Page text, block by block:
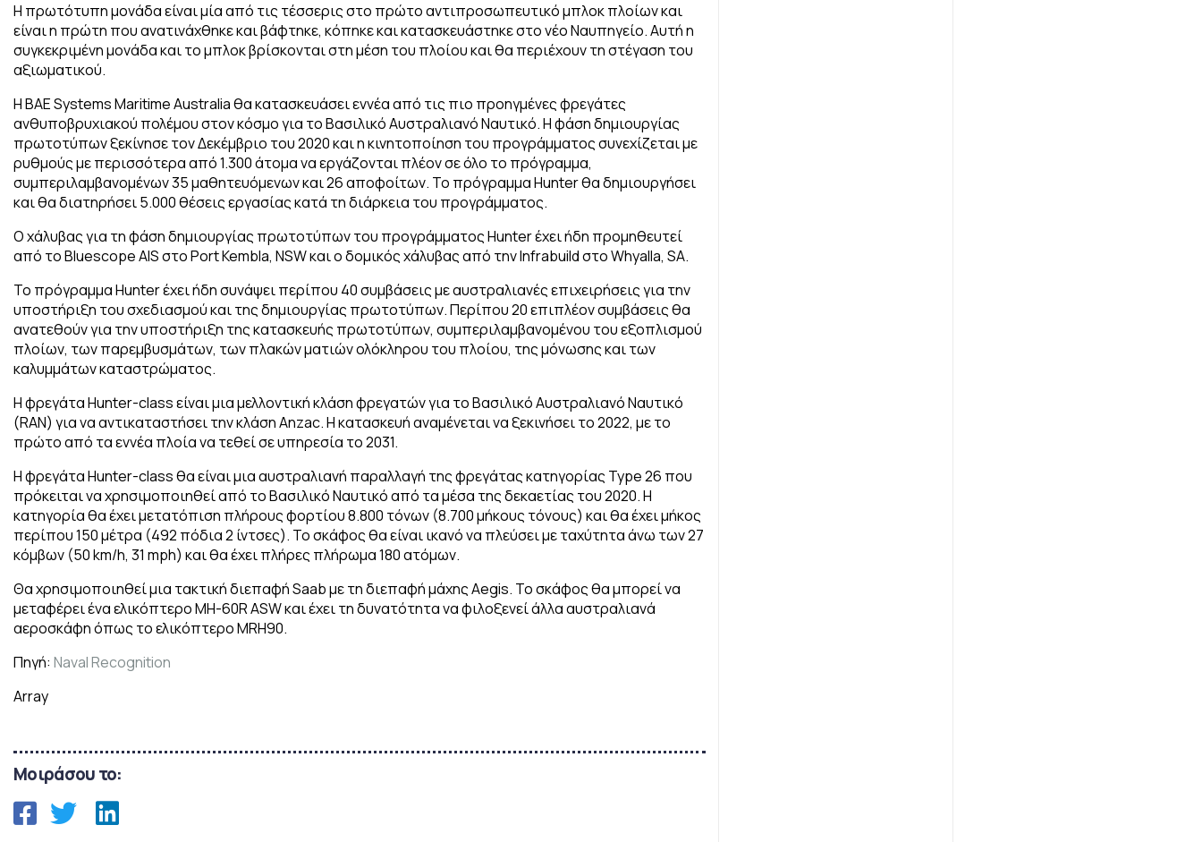
Η πρωτότυπη μονάδα είναι μία από τις τέσσερις στο πρώτο αντιπροσωπευτικό μπλοκ πλοίων και
είναι η πρώτη που ανατινάχθηκε και βάφτηκε, κόπηκε και κατασκευάστηκε στο νέο Ναυπηγείο. Αυτή η
συγκεκριμένη μονάδα και το μπλοκ βρίσκονται στη μέση του πλοίου και θα περιέχουν τη στέγαση του
αξιωματικού.
Η BAE Systems Maritime Australia θα κατασκευάσει εννέα από τις πιο προηγμένες φρεγάτες
ανθυποβρυχιακού πολέμου στον κόσμο για το Βασιλικό Αυστραλιανό Ναυτικό. Η φάση δημιουργίας
πρωτοτύπων ξεκίνησε τον Δεκέμβριο του 2020 και η κινητοποίηση του προγράμματος συνεχίζεται με
ρυθμούς με περισσότερα από 1.300 άτομα να εργάζονται πλέον σε όλο το πρόγραμμα,
συμπεριλαμβανομένων 35 μαθητευόμενων και 26 αποφοίτων. Το πρόγραμμα Hunter θα δημιουργήσει
και θα διατηρήσει 5.000 θέσεις εργασίας κατά τη διάρκεια του προγράμματος.
Ο χάλυβας για τη φάση δημιουργίας πρωτοτύπων του προγράμματος Hunter έχει ήδη προμηθευτεί
από το Bluescope AIS στο Port Kembla, NSW και ο δομικός χάλυβας από την Infrabuild στο Whyalla, SA.
Το πρόγραμμα Hunter έχει ήδη συνάψει περίπου 40 συμβάσεις με αυστραλιανές επιχειρήσεις για την
υποστήριξη του σχεδιασμού και της δημιουργίας πρωτοτύπων. Περίπου 20 επιπλέον συμβάσεις θα
ανατεθούν για την υποστήριξη της κατασκευής πρωτοτύπων, συμπεριλαμβανομένου του εξοπλισμού
πλοίων, των παρεμβυσμάτων, των πλακών ματιών ολόκληρου του πλοίου, της μόνωσης και των
καλυμμάτων καταστρώματος.
Η φρεγάτα Hunter-class είναι μια μελλοντική κλάση φρεγατών για το Βασιλικό Αυστραλιανό Ναυτικό
(RAN) για να αντικαταστήσει την κλάση Anzac. Η κατασκευή αναμένεται να ξεκινήσει το 2022, με το
πρώτο από τα εννέα πλοία να τεθεί σε υπηρεσία το 2031.
Η φρεγάτα Hunter-class θα είναι μια αυστραλιανή παραλλαγή της φρεγάτας κατηγορίας Type 26 που
πρόκειται να χρησιμοποιηθεί από το Βασιλικό Ναυτικό από τα μέσα της δεκαετίας του 2020. Η
κατηγορία θα έχει μετατόπιση πλήρους φορτίου 8.800 τόνων (8.700 μήκους τόνους) και θα έχει μήκος
περίπου 150 μέτρα (492 πόδια 2 ίντσες). Το σκάφος θα είναι ικανό να πλεύσει με ταχύτητα άνω των 27
κόμβων (50 km/h, 31 mph) και θα έχει πλήρες πλήρωμα 180 ατόμων.
Θα χρησιμοποιηθεί μια τακτική διεπαφή Saab με τη διεπαφή μάχης Aegis. Το σκάφος θα μπορεί να
μεταφέρει ένα ελικόπτερο MH-60R ASW και έχει τη δυνατότητα να φιλοξενεί άλλα αυστραλιανά
αεροσκάφη όπως το ελικόπτερο MRH90.
Πηγή: Naval Recognition
Array
Μοιράσου το: